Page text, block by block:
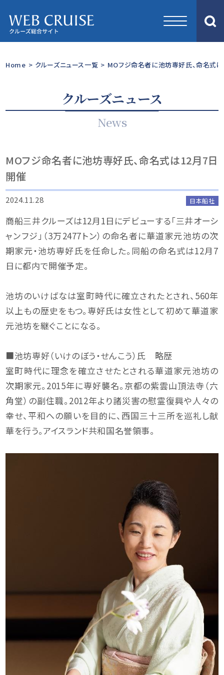
Home > クルーズニュース一覧 > MOフジ命名者に池坊専好氏、命名式
クルーズニュース
News
MOフジ命名者に池坊専好氏、命名式は12月7日
開催
2024.11.28 日本船社
商船三井クルーズは12月1日にデビューする「三井オーシ
ャンフジ」（3万2477トン）の命名者に華道家元池坊の次
期家元・池坊専好氏を任命した。同船の命名式は12月7
日に都内で開催予定。
池坊のいけばなは室町時代に確立されたとされ、560年
以上もの歴史をもつ。専好氏は女性として初めて華道家
元池坊を継ぐことになる。
■池坊専好（いけのぼう・せんこう）氏 略歴
室町時代に理念を確立させたとされる華道家元池坊の
次期家元。2015年に専好襲名。京都の紫雲山頂法寺（六
角堂）の副住職。2012年より諸災害の慰霊復興や人々の
幸せ、平和への願いを目的に、西国三十三所を巡礼し献
華を行う。アイスランド共和国名誉領事。